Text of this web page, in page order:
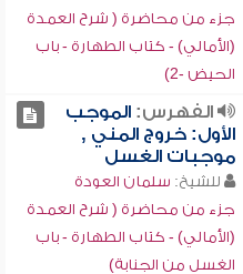
جزء من محاضرة ( شرح العمدة
(الأمالي) - كتاب الطهارة - باب
الحيض -2)
الفهرس:الموجب
الأول: خروج المني ,
موجبات الغسل
للشيخ: سلمان العودة
جزء من محاضرة ( شرح العمدة
(الأمالي) - كتاب الطهارة - باب
الغسل من الجنابة)